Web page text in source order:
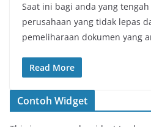
Saat ini bagi anda yang
perusahaan yang tidak lepas
pemeliharaan dokumen yang
Read More
Contoh Widget